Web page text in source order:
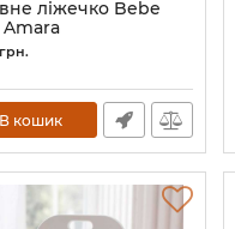
ліжечко Bebe
2011130210
грн.
В кошик